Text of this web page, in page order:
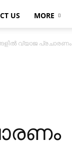
US MORE
വ്യാജ പ്രചാരണം